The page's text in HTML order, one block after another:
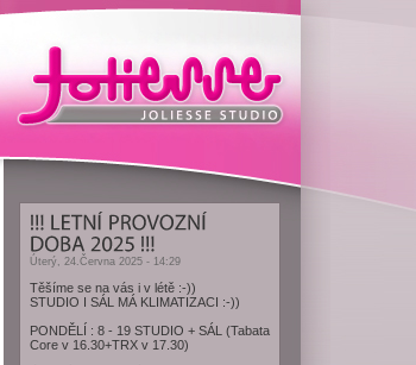
Úterý, 24.Června 2025 - 14:29
Těšíme se na vás i v létě :-))
STUDIO I SÁL MÁ KLIMATIZACI :-))
PONDĚLÍ : 8 - 19 STUDIO + SÁL (Tabata
Core v 16.30+TRX v 17.30)